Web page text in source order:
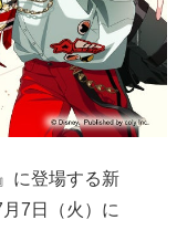
に登場する新
7日（火）に